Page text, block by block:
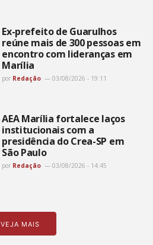
Ex-prefeito de Guarulhos
reúne mais de 300 pessoas em
encontro com lideranças em
Marília
por Redação 03/08/2026 - 19:11
AEA Marília fortalece laços
institucionais com a
presidência do Crea-SP em
São Paulo
por Redação 03/08/2026 - 14:45
VEJA MAIS